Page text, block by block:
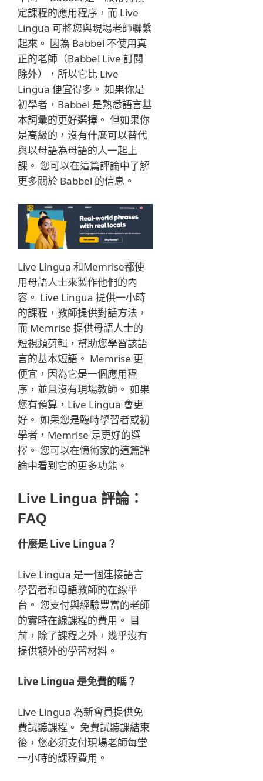
定課程的應用程序，而 Live
Lingua 可將您與現場老師聯繫
起來。 因為 Babbel 不使用真
正的老師（Babbel Live 訂閱
除外），所以它比 Live
Lingua 便宜得多。 如果你是
初學者，Babbel 是熟悉語言基
本詞彙的更好選擇。 但如果你
是高級的，沒有什麼可以替代
與以母語為母語的人一起上
課。 您可以在這篇評論中了解
更多關於 Babbel 的信息。
Live Lingua 和Memrise都使
用母語人士來製作他們的內
容。 Live Lingua 提供一小時
的課程，教師提供對話方法，
而 Memrise 提供母語人士的
短視頻剪輯，幫助您學習該語
言的基本短語。 Memrise 更
便宜，因為它是一個應用程
序，並且沒有現場教師。 如果
您有預算，Live Lingua 會更
好。 如果您是臨時學習者或初
學者，Memrise 是更好的選
擇。 您可以在憶術家的這篇評
論中看到它的更多功能。
Live Lingua 評論：
FAQ
什麼是 Live Lingua？
Live Lingua 是一個連接語言
學習者和母語教師的在線平
台。 您支付與經驗豐富的老師
的實時在線課程的費用。 目
前，除了課程之外，幾乎沒有
提供額外的學習材料。
Live Lingua 是免費的嗎？
Live Lingua 為新會員提供免
費試聽課程。 免費試聽課結束
後，您必須支付現場老師每堂
一小時的課程費用。